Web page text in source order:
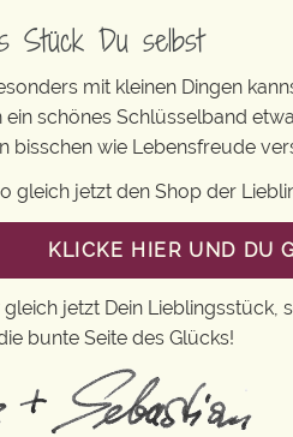
Stück Du selbst
mit kleinen Dingen
ein schönes Schlüsselband
bisschen wie Lebensfreude
gleich jetzt den Shop der
KLICKE HIER UND DU
jetzt Dein Lieblingsstück,
bunte Seite des Glücks!